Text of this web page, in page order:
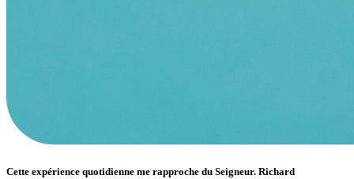
Cette expérience quotidienne me rapproche du Seigneur. Richard